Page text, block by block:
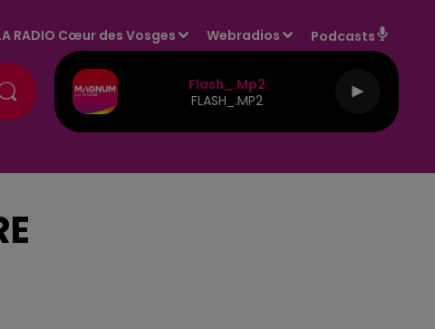
RADIO Cœur des Vosges Webradios Podcasts
Flash_.mp2
FLASH_.MP2